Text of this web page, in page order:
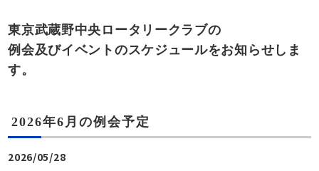
東京武蔵野中央ロータリークラブの
例会及びイベントのスケジュールをお知らせしま
す。
2026年6月の例会予定
2026/05/28